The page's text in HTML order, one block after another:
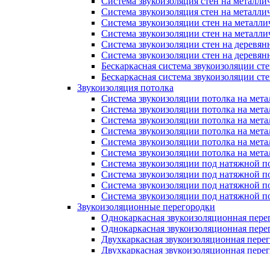
Система звукоизоляция стен на
Система звукоизоляции стен на
Система звукоизоляции стен на
Система звукоизоляции стен на
Система звукоизоляции стен на
Бескаркасная система звукоизоляции
Бескаркасная система звукоизоляции
Звукоизоляция потолка
Система звукоизоляции потолка на
Система звукоизоляции потолка на
Система звукоизоляции потолка на
Система звукоизоляции потолка на
Система звукоизоляции потолка на
Система звукоизоляции потолка на
Система звукоизоляции под натяжной
Система звукоизоляции под натяжной
Система звукоизоляции под натяжной
Система звукоизоляции под натяжной
Звукоизоляционные перегородки
Однокаркасная звукоизоляционная
Однокаркасная звукоизоляционная
Двухкаркасная звукоизоляционная
Двухкаркасная звукоизоляционная